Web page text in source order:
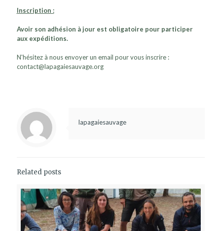
Inscription :
Avoir son adhésion à jour est obligatoire pour participer
aux expéditions.
N'hésitez à nous envoyer un email pour vous inscrire :
contact@lapagaiesauvage.org
lapagaiesauvage
Related posts